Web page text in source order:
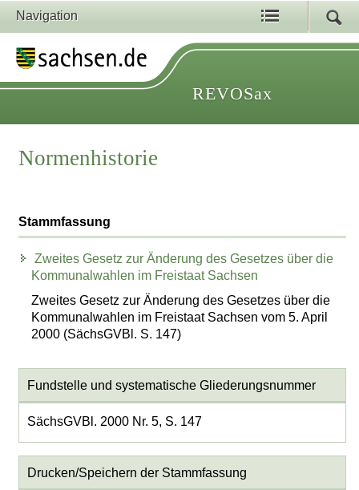
Navigation
REVOSax
Normenhistorie
Stammfassung
Zweites Gesetz zur Änderung des Gesetzes über die
Kommunalwahlen im Freistaat Sachsen
Zweites Gesetz zur Änderung des Gesetzes über die
Kommunalwahlen im Freistaat Sachsen vom 5. April
2000 (SächsGVBl. S. 147)
Fundstelle und systematische Gliederungsnummer
SächsGVBl. 2000 Nr. 5, S. 147
Drucken/Speichern der Stammfassung